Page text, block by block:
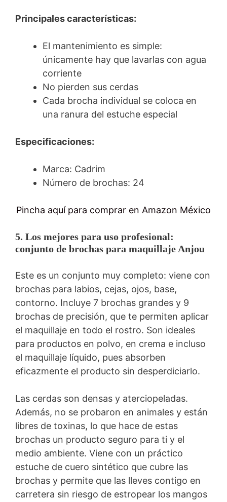
Principales características:
El mantenimiento es simple:
únicamente hay que lavarlas con agua
corriente
No pierden sus cerdas
Cada brocha individual se coloca en
una ranura del estuche especial
Especificaciones:
Marca: Cadrim
Número de brochas: 24
Pincha aquí para comprar en Amazon México
5. Los mejores para uso profesional:
conjunto de brochas para maquillaje Anjou
Este es un conjunto muy completo: viene con
brochas para labios, cejas, ojos, base,
contorno. Incluye 7 brochas grandes y 9
brochas de precisión, que te permiten aplicar
el maquillaje en todo el rostro. Son ideales
para productos en polvo, en crema e incluso
el maquillaje líquido, pues absorben
eficazmente el producto sin desperdiciarlo.
Las cerdas son densas y aterciopeladas.
Además, no se probaron en animales y están
libres de toxinas, lo que hace de estas
brochas un producto seguro para ti y el
medio ambiente. Viene con un práctico
estuche de cuero sintético que cubre las
brochas y permite que las lleves contigo en
carretera sin riesgo de estropear los mangos